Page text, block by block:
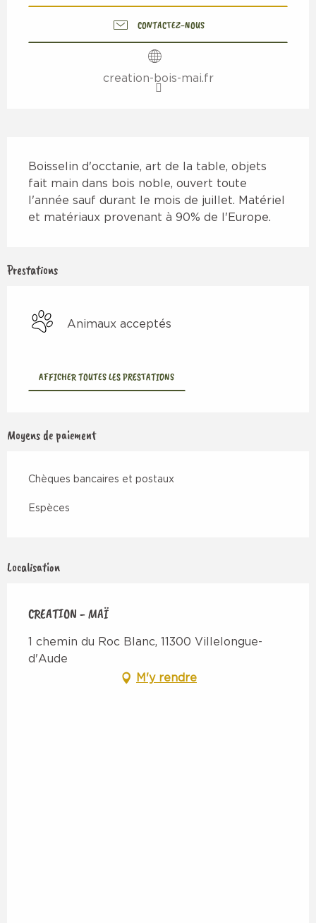
CONTACTEZ-NOUS
creation-bois-mai.fr
Boisselin d'occtanie, art de la table, objets
fait main dans bois noble, ouvert toute
l'année sauf durant le mois de juillet. Matériel
et matériaux provenant à 90% de l'Europe.
Prestations
Animaux acceptés
AFFICHER TOUTES LES PRESTATIONS
Moyens de paiement
Chèques bancaires et postaux
Espèces
Localisation
CREATION - MAÏ
1 chemin du Roc Blanc, 11300 Villelongue-
d'Aude
M'y rendre